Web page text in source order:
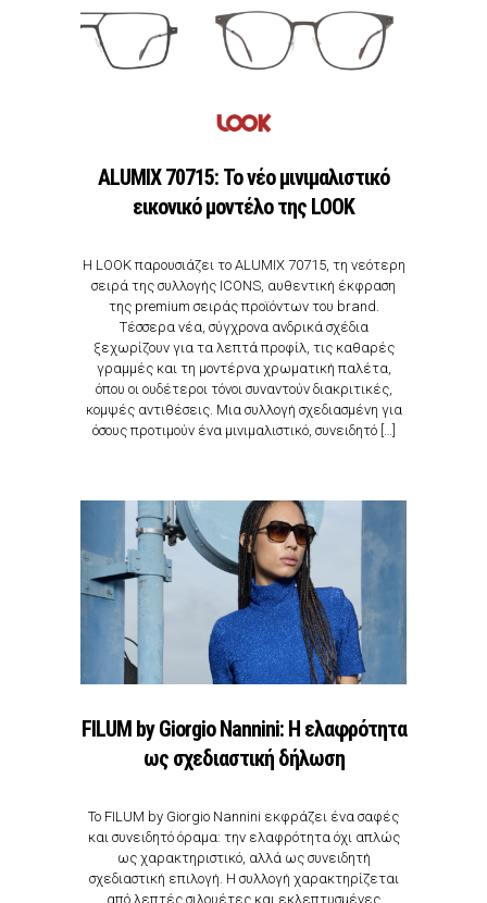
ALUMIX 70715: Το νέο μινιμαλιστικό
εικονικό μοντέλo της LOOK
Η LOOK παρουσιάζει το ALUMIX 70715, τη νεότερη
σειρά της συλλογής ICONS, αυθεντική έκφραση
της premium σειράς προϊόντων του brand.
Τέσσερα νέα, σύγχρονα ανδρικά σχέδια
ξεχωρίζουν για τα λεπτά προφίλ, τις καθαρές
γραμμές και τη μοντέρνα χρωματική παλέτα,
όπου οι ουδέτεροι τόνοι συναντούν διακριτικές,
κομψές αντιθέσεις. Μια συλλογή σχεδιασμένη για
όσους προτιμούν ένα μινιμαλιστικό, συνειδητό […]
FILUM by Giorgio Nannini: Η ελαφρότητα
ως σχεδιαστική δήλωση
Το FILUM by Giorgio Nannini εκφράζει ένα σαφές
και συνειδητό όραμα: την ελαφρότητα όχι απλώς
ως χαρακτηριστικό, αλλά ως συνειδητή
σχεδιαστική επιλογή. Η συλλογή χαρακτηρίζεται
από λεπτές σιλουέτες και εκλεπτυσμένες